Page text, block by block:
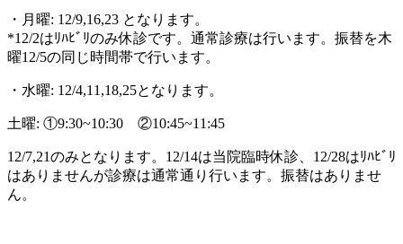
・月曜: 12/9,16,23 となります。
*12/2はﾘﾊﾋﾞﾘのみ休診です。通常診療は行います。振替を木
曜12/5の同じ時間帯で行います。
・水曜: 12/4,11,18,25となります。
土曜: ①9:30~10:30 ②10:45~11:45
12/7,21のみとなります。12/14は当院臨時休診、12/28はﾘﾊﾋﾞﾘ
はありませんが診療は通常通り行います。振替はありませ
ん。